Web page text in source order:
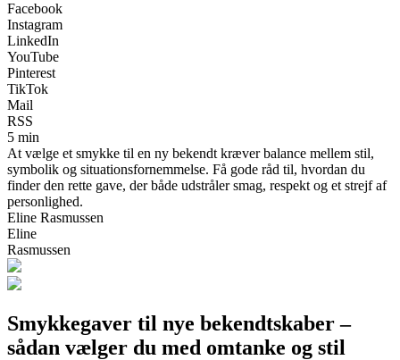
Facebook
Instagram
LinkedIn
YouTube
Pinterest
TikTok
Mail
RSS
5 min
At vælge et smykke til en ny bekendt kræver balance mellem stil,
symbolik og situationsfornemmelse. Få gode råd til, hvordan du
finder den rette gave, der både udstråler smag, respekt og et strejf af
personlighed.
Eline Rasmussen
Eline
Rasmussen
Smykkegaver til nye bekendtskaber –
sådan vælger du med omtanke og stil